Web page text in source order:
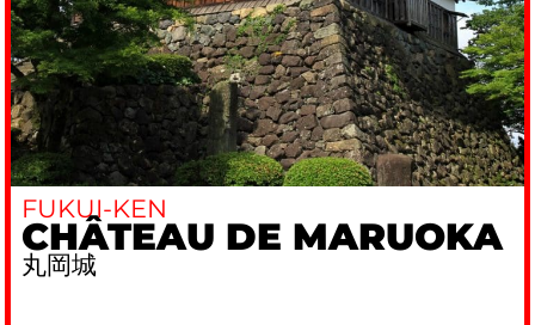
FUKUI-KEN
CHÂTEAU DE MARUOKA
丸岡城